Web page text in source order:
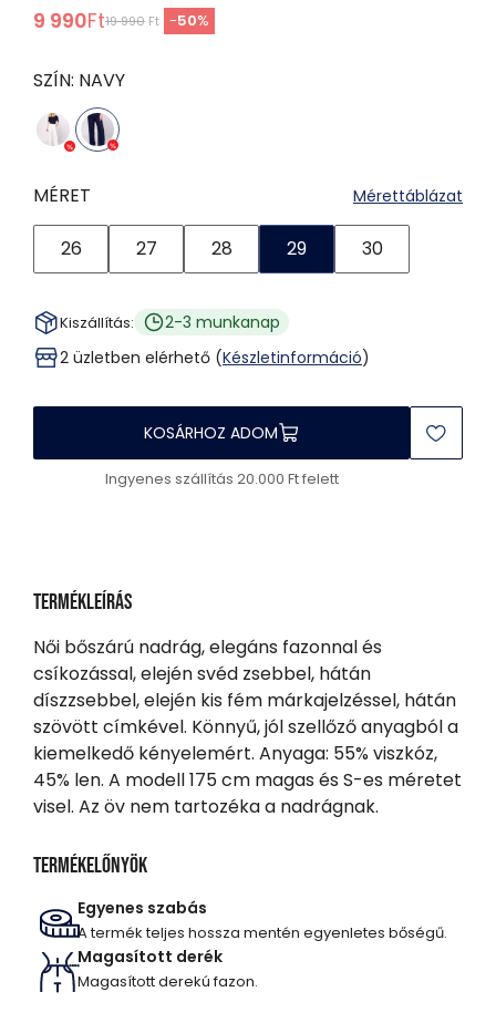
9 990Ft19 990 Ft -50%
SZÍN: NAVY
MÉRET Mérettáblázat
26 27 28 29 30
Kiszállítás:
2-3 munkanap
2 üzletben elérhető (Készletinformáció)
KOSÁRHOZ ADOM
Ingyenes szállítás 20.000 Ft felett
Termékleírás
Női bőszárú nadrág, elegáns fazonnal és
csíkozással, elején svéd zsebbel, hátán
díszzsebbel, elején kis fém márkajelzéssel, hátán
szövött címkével. Könnyű, jól szellőző anyagból a
kiemelkedő kényelemért. Anyaga: 55% viszkóz,
45% len. A modell 175 cm magas és S-es méretet
visel. Az öv nem tartozéka a nadrágnak.
Termékelőnyök
Egyenes szabás
A termék teljes hossza mentén egyenletes bőségű.
Magasított derék
Magasított derekú fazon.